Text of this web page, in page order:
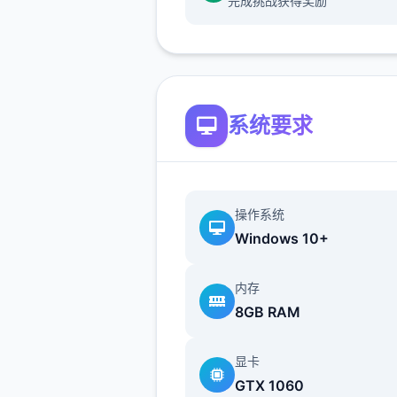
经济自由。
种植草莓和其他作物了。种草
收益比卷心菜还高，并且只要5
第二批作物直接种草莓直到我
锁夏天的菠萝为止。（但是笔
种子没有不应季的惩罚，但是
系统要求
操作系统
Windows 10+
内存
8GB RAM
显卡
GTX 1060